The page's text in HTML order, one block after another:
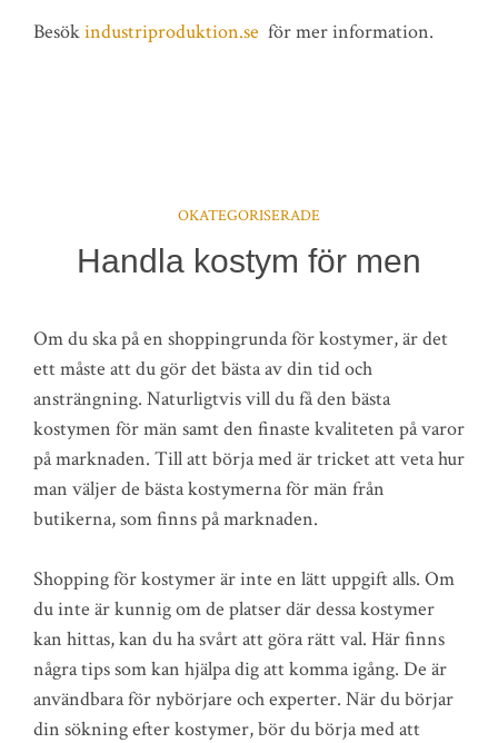
Besökindustriproduktion.se för mer information.
OKATEGORISERADE
Handla kostym för men
Om du ska på en shoppingrunda för kostymer, är det
ett måste att du gör det bästa av din tid och
ansträngning. Naturligtvis vill du få den bästa
kostymen för män samt den finaste kvaliteten på varor
på marknaden. Till att börja med är tricket att veta hur
man väljer de bästa kostymerna för män från
butikerna, som finns på marknaden.
Shopping för kostymer är inte en lätt uppgift alls. Om
du inte är kunnig om de platser där dessa kostymer
kan hittas, kan du ha svårt att göra rätt val. Här finns
några tips som kan hjälpa dig att komma igång. De är
användbara för nybörjare och experter. När du börjar
din sökning efter kostymer, bör du börja med att